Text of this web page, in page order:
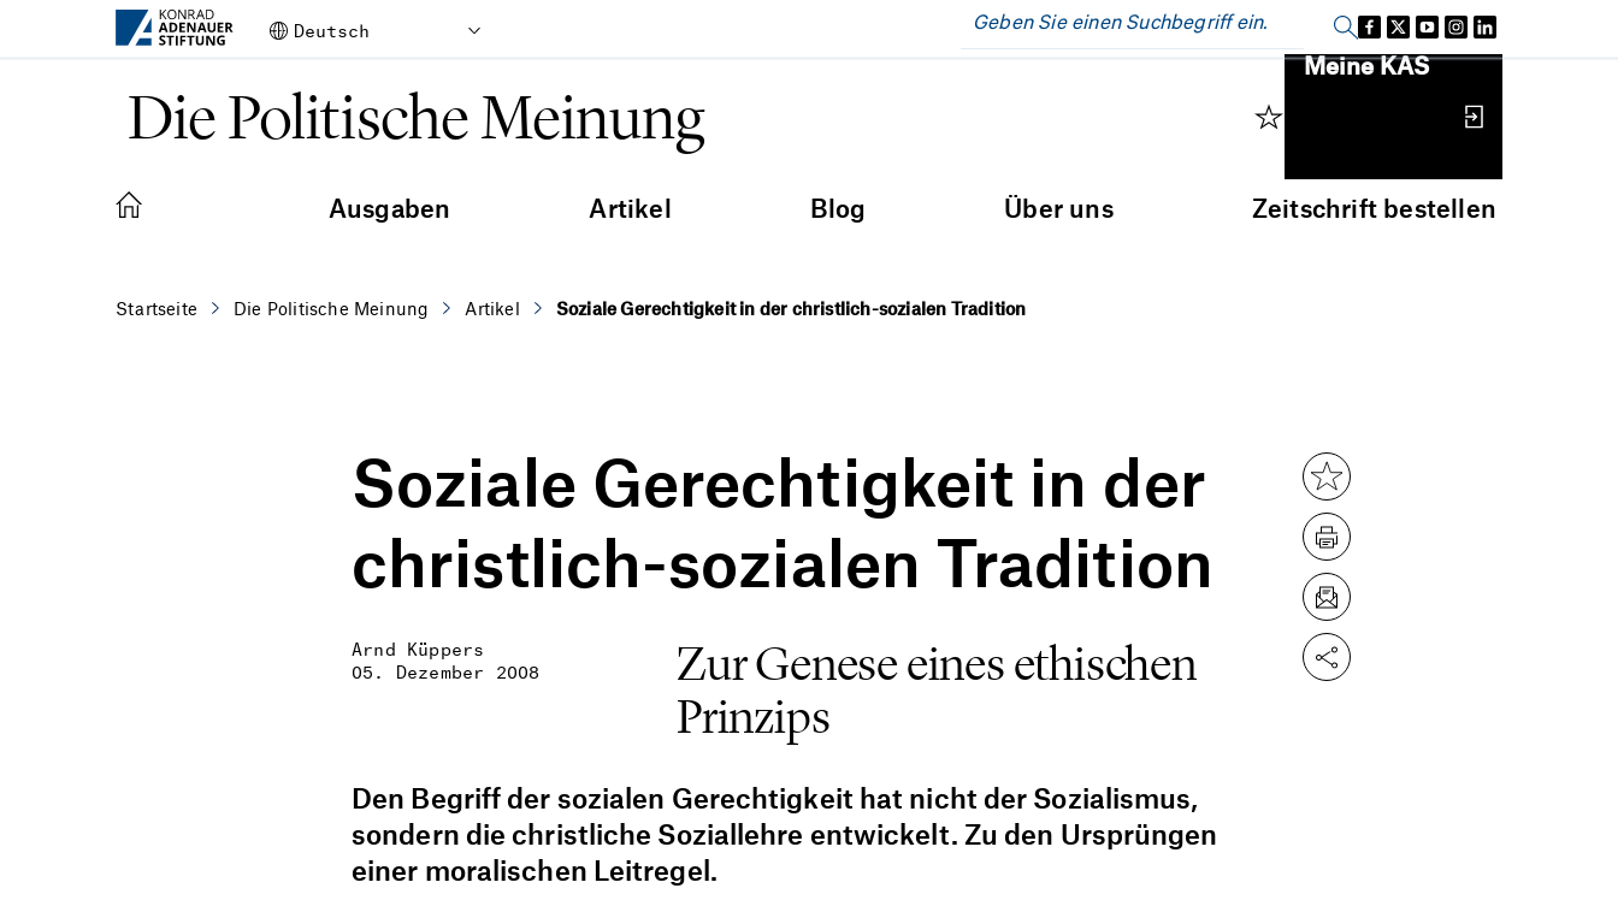
Zum Hauptinhalt springen
Die Politische Meinung
Einloggen
Meine KAS
Ausgaben Artikel Blog Über uns Zeitschrift bestellen
Startseite Die Politische Meinung Artikel Soziale Gerechtigkeit in der christlich-sozialen Tradition
Soziale Gerechtigkeit in der
christlich-sozialen Tradition
Arnd Küppers
05. Dezember 2008
Zur Genese eines ethischen
Prinzips
Den Begriff der sozialen Gerechtigkeit hat nicht der Sozialismus,
sondern die christliche Soziallehre entwickelt. Zu den Ursprüngen
einer moralischen Leitregel.